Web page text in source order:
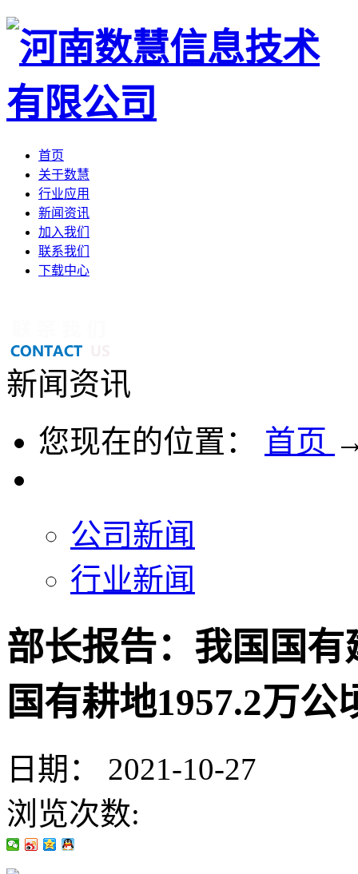
首页
关于数慧
行业应用
新闻资讯
加入我们
联系我们
下载中心
新闻资讯
您现在的位置：
首页
公司新闻
行业新闻
部长报告：我国国有
国有耕地1957.2万公
日期：
2021-10-27
浏览次数: